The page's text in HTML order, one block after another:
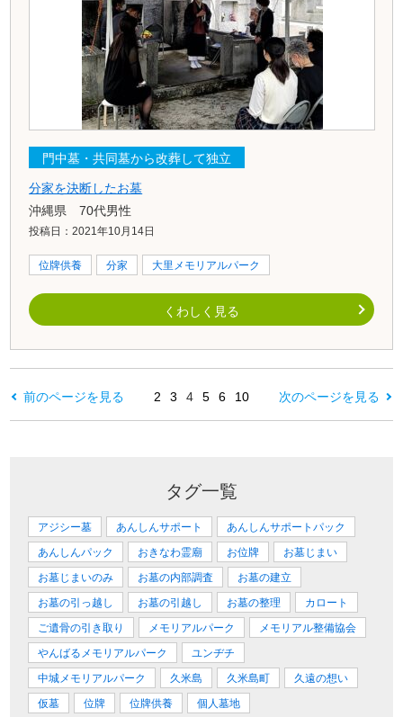
門中墓・共同墓から改葬して独立
分家を決断したお墓
沖縄県 70代男性
投稿日：2021年10月14日
位牌供養 分家 大里メモリアルパーク
くわしく見る
前のページを見る 2 3 4 5 6 10 次のページを見る
タグ一覧
アジシー墓 あんしんサポート
あんしんサポートパック
あんしんパック
おきなわ霊廟 お位牌
お墓じまい
お墓じまいのみ
お墓の内部調査
お墓の建立
お墓の引っ越し
お墓の引越し お墓の整理
カロート
ご遺骨の引き取り
メモリアルパーク
メモリアル整備協会
やんばるメモリアルパーク
ユンヂチ
中城メモリアルパーク
久米島 久米島町
久遠の想い
仮墓
位牌 位牌供養
個人墓地